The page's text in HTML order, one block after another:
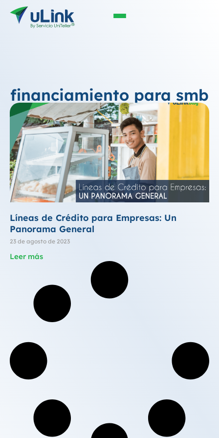
financiamiento para smb
Líneas de Crédito para Empresas: Un
Panorama General
23 de agosto de 2023
Leer más